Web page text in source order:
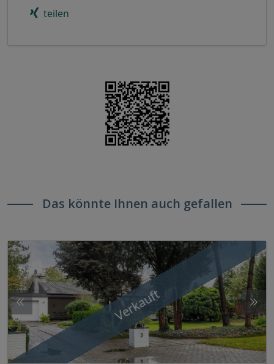
teilen
Das könnte Ihnen auch gefallen
Verkauft